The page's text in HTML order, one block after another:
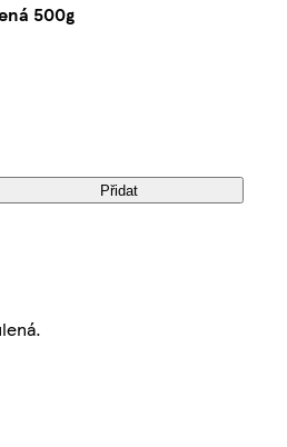
500g
Přidat